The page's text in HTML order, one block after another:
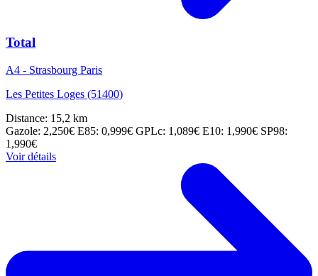
Total
A4 - Strasbourg Paris
Les Petites Loges (51400)
Distance: 15,2 km
Gazole: 2,250€ E85: 0,999€ GPLc: 1,089€ E10: 1,990€ SP98:
1,990€
Voir détails